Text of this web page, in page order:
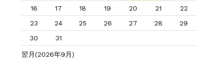
16
17 18 19 20 21
22
23
24 25 26 27 28
29
30
31
翌月(2026年9月)